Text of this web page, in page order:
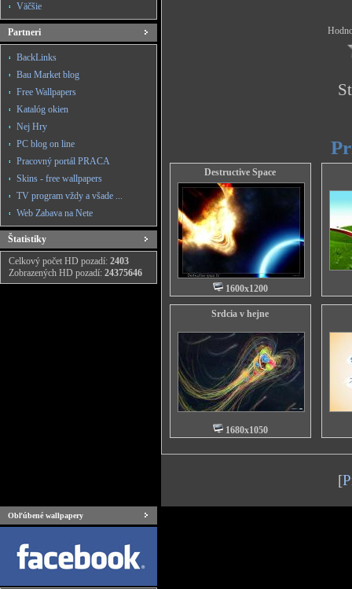
Väčšie
Partneri
BackLinks
Bau Market blog
Free Wallpapers
Katalóg okien
Nej Hry
PC blog on line
Pracovný portál PRACA
Skins - free wallpapers
TV program vždy a všade ...
Web Zabava na Nete
Štatistiky
Celkový počet HD pozadí: 2403
Zobrazených HD pozadí: 24375646
Destructive Space
1600x1200
Srdcia v hejne
1680x1050
[
Obľúbené wallpapery